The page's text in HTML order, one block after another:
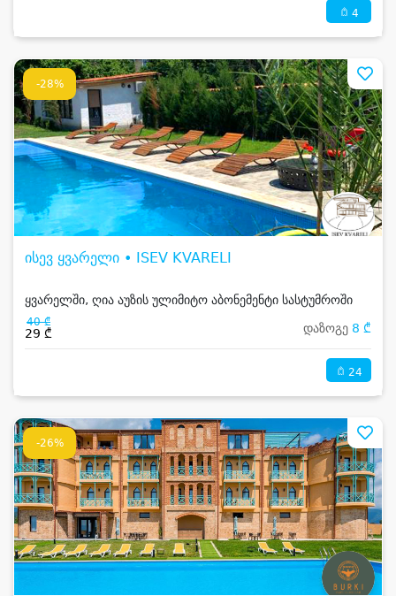
4
-28%
ისევ ყვარელი • ISEV KVARELI
ყვარელში, ღია აუზის ულიმიტო აბონემენტი სასტუმროში
40 ₾
29 ₾ დაზოგე 8 ₾
24
-26%